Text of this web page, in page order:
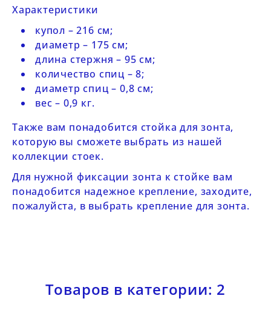
Характеристики
купол – 216 см;
диаметр – 175 см;
длина стержня – 95 см;
количество спиц – 8;
диаметр спиц – 0,8 см;
вес – 0,9 кг.
Также вам понадобится стойка для зонта,
которую вы сможете выбрать из нашей
коллекции стоек.
Для нужной фиксации зонта к стойке вам
понадобится надежное крепление, заходите,
пожалуйста, в выбрать крепление для зонта.
Товаров в категории: 2